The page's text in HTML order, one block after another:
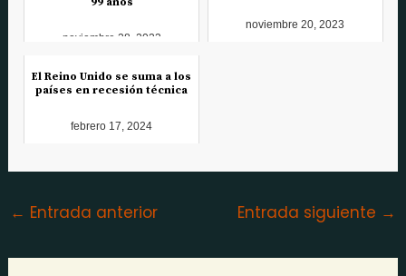
noviembre 28, 2023
noviembre 20, 2023
El Reino Unido se suma a los
países en recesión técnica
febrero 17, 2024
← Entrada anterior Entrada siguiente →